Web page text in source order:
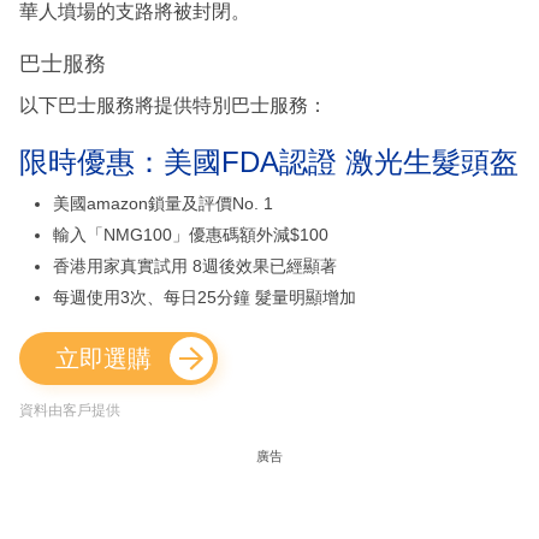
華人墳場的支路將被封閉。
巴士服務
以下巴士服務將提供特別巴士服務：
限時優惠：美國FDA認證 激光生髮頭盔
美國amazon鎖量及評價No. 1
輸入「NMG100」優惠碼額外減$100
香港用家真實試用 8週後效果已經顯著
每週使用3次、每日25分鐘 髮量明顯增加
立即選購
資料由客戶提供
廣告